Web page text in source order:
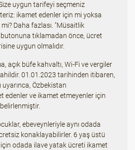
uygun tarifeyi seçmeniz
ikamet edenler için mi yoksa
Daha fazlası. "Müsaitlik
tıklamadan önce, ücret
uygun olmalıdır.
açık büfe kahvaltı, Wi-Fi ve vergiler
01.01.2023 tarihinden itibaren,
Özbekistan
edenler ve ikamet etmeyenler için
ebeveynleriyle aynı odada
konaklayabilirler. 6 yaş üstü
odada ilave yatak ücreti ikamet